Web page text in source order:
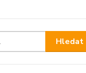
Hledat